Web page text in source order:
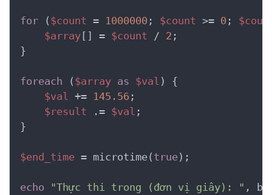
for ( $count = 1000000 ; $count >= 0 ;
$array[] = $count / 2 ;
}
foreach ( $array as $val ) {
$val
+= 145.56 ;
$result .= $val ;
}
$end_time = microtime( true);
echo "Thực thi trong (đơn vị giây): " ,